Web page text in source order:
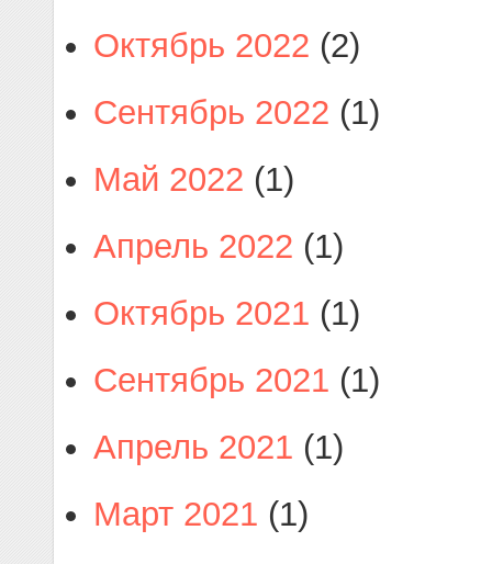
Октябрь 2022 (2)
Сентябрь 2022 (1)
Май 2022 (1)
Апрель 2022 (1)
Октябрь 2021 (1)
Сентябрь 2021 (1)
Апрель 2021 (1)
Март 2021 (1)